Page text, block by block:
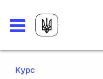
Курс,